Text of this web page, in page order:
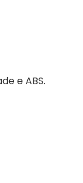
e ABS.